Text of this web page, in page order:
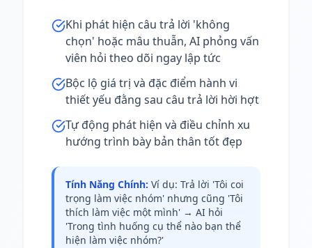
Khi phát hiện câu trả lời 'không
chọn' hoặc mâu thuẫn, AI phỏng vấn
viên hỏi theo dõi ngay lập tức
Bộc lộ giá trị và đặc điểm hành vi
thiết yếu đằng sau câu trả lời hời hợt
Tự động phát hiện và điều chỉnh xu
hướng trình bày bản thân tốt đẹp
Tính Năng Chính: Ví dụ: Trả lời 'Tôi coi
trọng làm việc nhóm' nhưng cũng 'Tôi
thích làm việc một mình' → AI hỏi
'Trong tình huống cụ thể nào bạn thể
hiện làm việc nhóm?'